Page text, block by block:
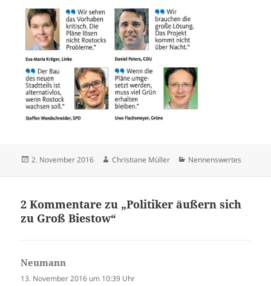
Veröffentlicht
2. November 2016 Autor
Christiane Müller Kategorien
Nennenswertes
2 Kommentare zu „Politiker äußern sich
zu Groß Biestow“
Neumann
13. November 2016 um 10:39 Uhr